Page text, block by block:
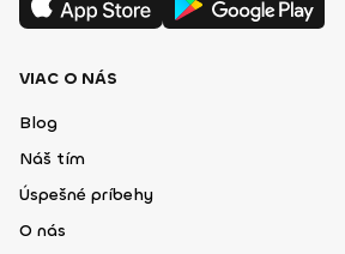
VIAC O NÁS
Blog
Náš tím
Úspešné príbehy
O nás